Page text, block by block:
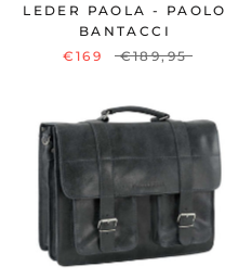
LEDER PAOLA - PAOLO
BANTACCI
€169
€189,95